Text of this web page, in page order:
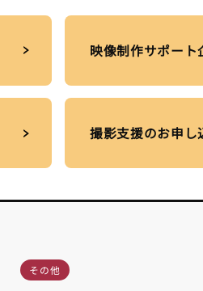
映像制作サポート
撮影支援のお申し
その他